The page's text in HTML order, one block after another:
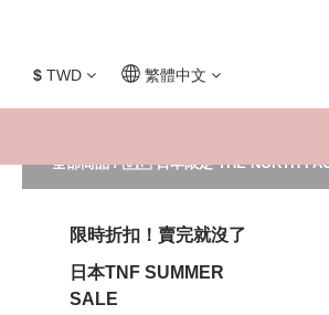
$ TWD 繁體中文
全部商品/🇯🇵 日本限定 THE NORTH
限時折扣！賣完就沒了
日本TNF SUMMER
SALE